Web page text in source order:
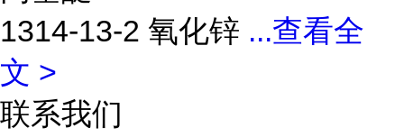
1314-13-2 氧化锌 ...查看全
文 >
联系我们